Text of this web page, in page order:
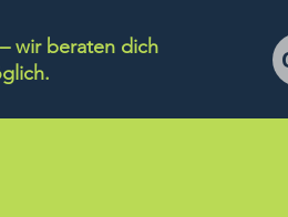
wir beraten dich